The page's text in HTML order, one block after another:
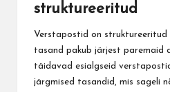
struktureeritud
Verstapostid on struktureeritud
tasand pakub järjest paremaid
täidavad esialgseid
järgmised tasandid, mis sageli